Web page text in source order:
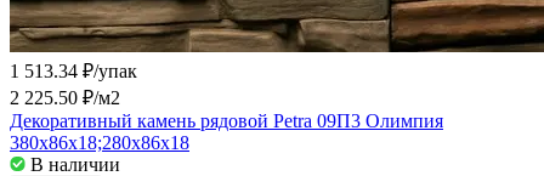
1 513.34 ₽/упак
2 225.50 ₽/м2
Декоративный камень рядовой Petra 09П3 Олимпия
380х86х18;280х86х18
В наличии